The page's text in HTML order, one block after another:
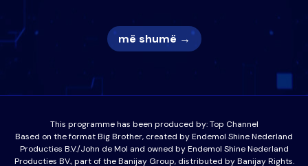
më shumë →
This programme has been produced by:Top Channel
Based on the format Big Brother, created by Endemol Shine Nederland
Producties B.V./John de Mol and owned by Endemol Shine Nederland
Producties BV., part of the Banijay Group, distributed by Banijay Rights.